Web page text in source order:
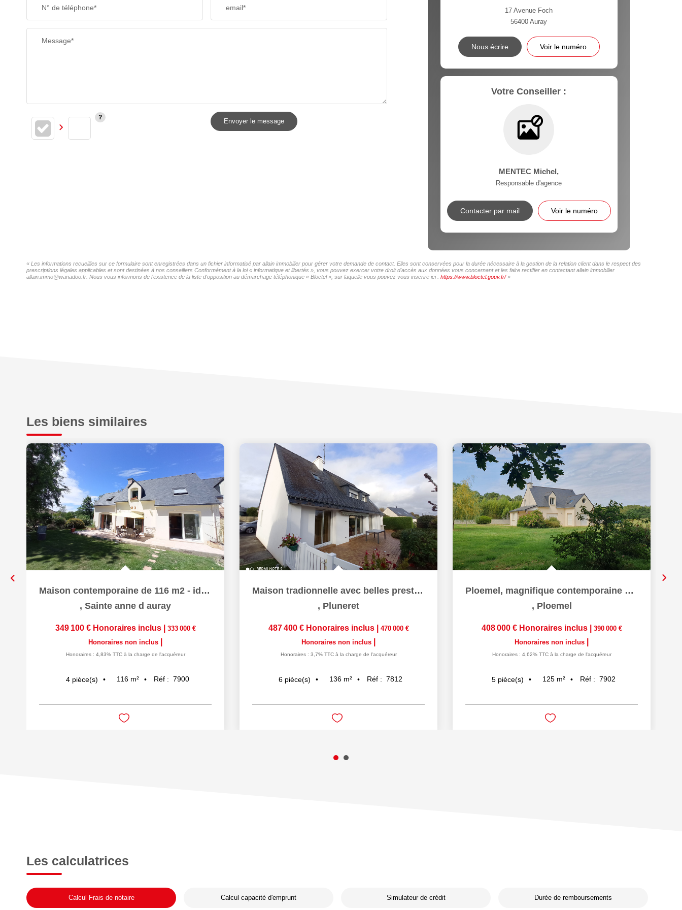
N° de téléphone* email*
Message*
Envoyer le message
17 Avenue Foch
56400Auray
Nous écrire Voir le numéro
Votre Conseiller :
MENTEC Michel,
Responsable d'agence
Contacter par mail Voir le numéro
« Les informations recueillies sur ce formulaire sont enregistrées dans un fichier informatisé par allain immobilier pour gérer votre demande de contact. Elles sont conservées pour la durée nécessaire à la gestion de la relation client dans le respect des
prescriptions légales applicables et sont destinées à nos conseillers Conformément à la loi « informatique et libertés », vous pouvez exercer votre droit d'accès aux données vous concernant et les faire rectifier en contactant allain immobilier
allain.immo@wanadoo.fr. Nous vous informons de l'existence de la liste d'opposition au démarchage téléphonique « Bloctel », sur laquelle vous pouvez vous inscrire ici : https://www.bloctel.gouv.fr/»
Les biens similaires
Maison contemporaine de 116 m2 - idéalement située. terrain...
, Sainte anne d auray
349 100 € Honoraires inclus
333 000 €
Honoraires non inclus
Honoraires : 4,83% TTC à la charge de l'acquéreur
4 pièce(s) 116 m² Réf : 7900
Maison tradionnelle avec belles prestations - Proche bourg...
, Pluneret
487 400 € Honoraires inclus
470 000 €
Honoraires non inclus
Honoraires : 3,7% TTC à la charge de l'acquéreur
6 pièce(s) 136 m² Réf : 7812
Ploemel, magnifique contemporaine sur + de 5100 m²
, Ploemel
408 000 € Honoraires inclus
390 000 €
Honoraires non inclus
Honoraires : 4,62% TTC à la charge de l'acquéreur
5 pièce(s) 125 m² Réf : 7902
Les calculatrices
Calcul Frais de notaire Calcul capacité d'emprunt Simulateur de crédit Durée de remboursements